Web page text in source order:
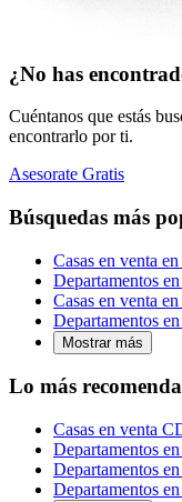
¿No has
Cuéntanos que estás
encontrarlo por ti.
Asesorate Gratis
Búsquedas más
Casas en venta
Departamentos
Casas en venta
Departamentos
Mostrar más
Lo más
Casas en venta
Departamentos
Departamentos
Departamentos